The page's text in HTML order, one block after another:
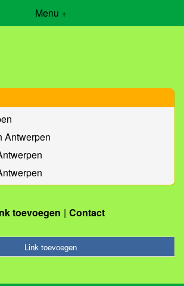
Menu +
Antwerpen
toevoegen Contact
Link toevoegen